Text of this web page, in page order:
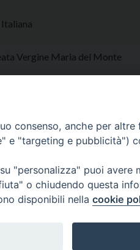
Vergine Maria del Monte
consenso, anche per altre
e "targeting e pubblicità")
"personalizza" puoi avere
o chiudendo questa
disponibili nella cookie